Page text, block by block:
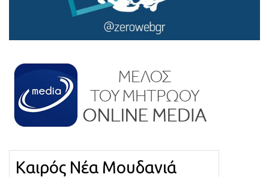
Καιρός Νέα Μουδανιά